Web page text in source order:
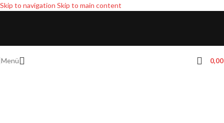
Skip to navigation Skip to main content
Menü